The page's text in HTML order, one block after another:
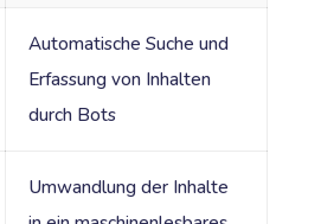
Automatische Suche und
Erfassung von Inhalten
durch Bots
Umwandlung der Inhalte